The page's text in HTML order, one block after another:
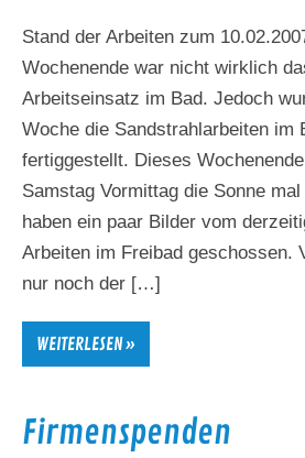
Stand der Arbeiten zum
Wochenende war nicht wirklich
Arbeitseinsatz im Bad. Jedoch
Woche die Sandstrahlarbeiten im
fertiggestellt. Dieses
Samstag Vormittag die Sonne
haben ein paar Bilder vom
Arbeiten im Freibad geschossen.
nur noch der […]
WEITERLESEN »
Firmenspenden